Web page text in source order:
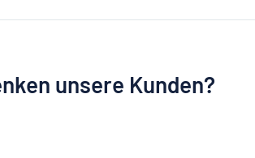
unsere Kunden?